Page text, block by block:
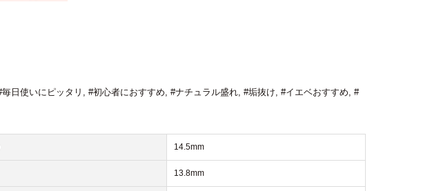
毎日使いにピッタリ , #初心者におすすめ, #ナチュラル盛れ, #垢抜け, #イエベおすすめ, #
14.5mm
13.8mm